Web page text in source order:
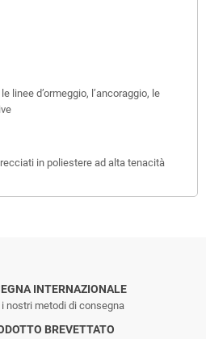
linee d’ormeggio, l’ancoraggio, le
in poliestere ad alta tenacità
INTERNAZIONALE
nostri metodi di consegna
BREVETTATO